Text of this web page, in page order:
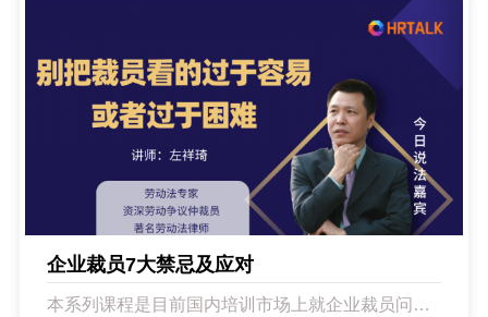
企业裁员7大禁忌及应对
本系列课程是目前国内培训市场上就企业裁员问题